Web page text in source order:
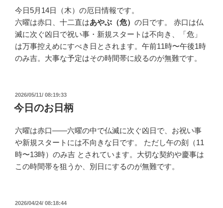
今日5月14日（木）の厄日情報です。
六曜は赤口、十二直はあやぶ（危） の日です。 赤口は仏
滅に次ぐ凶日で祝い事・新規スタートは不向き、「危」
は万事控えめにすべき日とされます。午前11時〜午後1時
のみ吉。大事な予定はその時間帯に絞るのが無難です。​​​​​​​​​​​​​​​​
投
稿
日:
2026/05/11/ 08:19:33
今日のお日柄
六曜は赤口——六曜の中で仏滅に次ぐ凶日で、お祝い事
や新規スタートには不向きな日です。 ただし午の刻（11
時〜13時）のみ吉 とされています。大切な契約や慶事は
この時間帯を狙うか、別日にするのが無難です。​​​​​​​​​​​​​​​​
投
2026/04/24/ 08:18:44